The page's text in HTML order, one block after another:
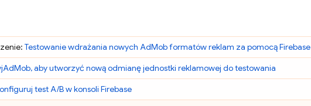
Testowanie wdrażania nowych AdMobformatów reklam za pomocą Firebase
AdMob, aby utworzyć nową odmianę jednostki reklamowej do testowania
test A/B w konsoli Firebase